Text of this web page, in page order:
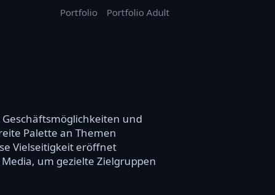
Portfolio Portfolio Adult
und
Palette an Themen
Vielseitigkeit eröffnet
um gezielte Zielgruppen